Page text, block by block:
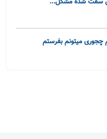
چجوری میتونم بفرستم